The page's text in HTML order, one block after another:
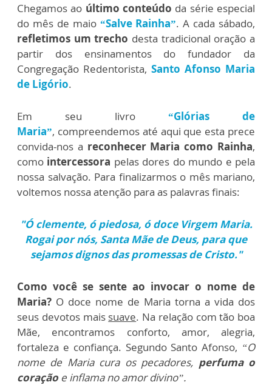
Chegamos ao último conteúdo da série especial
do mês de maio “Salve Rainha”. A cada sábado,
refletimos um trecho desta tradicional oração a
partir dos ensinamentos do fundador da
Congregação Redentorista, Santo Afonso Maria
de Ligório.
Em seu livro “Glórias de
Maria”, compreendemos até aqui que esta prece
convida-nos a reconhecer Maria como Rainha,
como intercessora pelas dores do mundo e pela
nossa salvação. Para finalizarmos o mês mariano,
voltemos nossa atenção para as palavras finais:
"Ó clemente, ó piedosa, ó doce Virgem Maria.
Rogai por nós, Santa Mãe de Deus, para que
sejamos dignos das promessas de Cristo."
Como você se sente ao invocar o nome de
Maria? O doce nome de Maria torna a vida dos
seus devotos mais suave. Na relação com tão boa
Mãe, encontramos conforto, amor, alegria,
fortaleza e confiança. Segundo Santo Afonso, “O
nome de Maria cura os pecadores, perfuma o
coração e inflama no amor divino”.